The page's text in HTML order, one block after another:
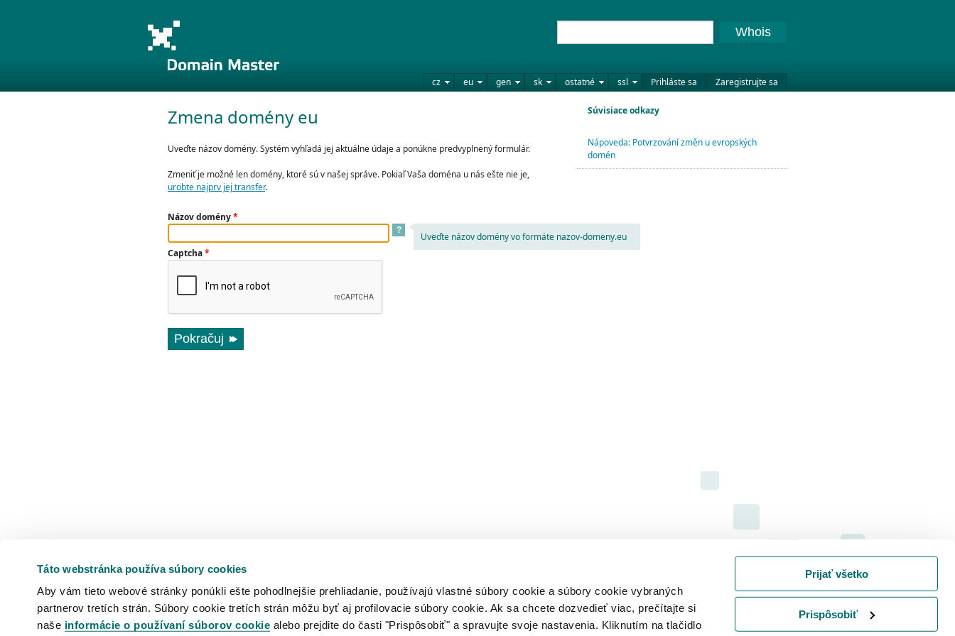
Táto webstránka používa súbory cookies
Aby vám tieto webové stránky ponúkli ešte pohodlnejšie prehliadanie, používajú vlastné súbory cookie a súbory cookie vybraných
partnerov tretích strán. Súbory cookie tretích strán môžu byť aj profilovacie súbory cookie. Ak sa chcete dozvedieť viac, prečítajte si
naše informácie o používaní súborov cookie alebo prejdite do časti "Prispôsobiť" a spravujte svoje nastavenia. Kliknutím na tlačidlo
Prijať všetko
Prispôsobiť
cz eu gen sk ostatné ssl Prihláste sa Zaregistrujte sa
Whois
Súvisiace odkazy
Nápoveda: Potvrzování změn u evropských
domén
Zmena domény eu
Uveďte názov domény. Systém vyhľadá jej aktuálne údaje a ponúkne predvyplnený formulár.
Zmeniť je možné len domény, ktoré sú v našej správe. Pokiaľ Vaša doména u nás ešte nie je,
urobte najprv jej transfer.
Názov domény*
?
Uveďte názov domény vo formáte nazov-domeny.eu
Captcha*
Pokračuj